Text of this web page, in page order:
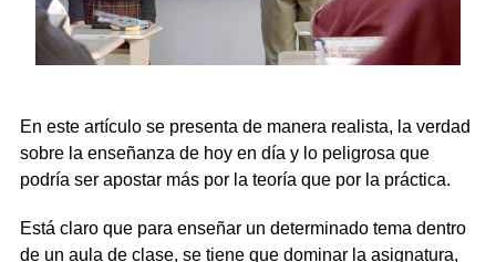
En este artículo se presenta de manera realista, la verdad
sobre la enseñanza de hoy en día y lo peligrosa que
podría ser apostar más por la teoría que por la práctica.
Está claro que para enseñar un determinado tema dentro
de un aula de clase, se tiene que dominar la asignatura,